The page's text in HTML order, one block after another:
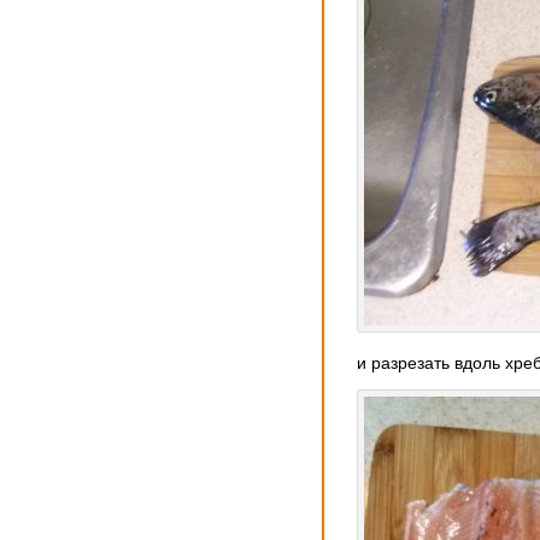
и разрезать вдоль